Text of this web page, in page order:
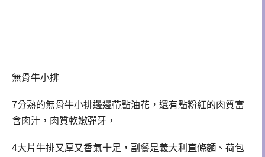
無骨牛小排
7分熟的無骨牛小排邊邊帶點油花，還有點粉紅的肉質富
含肉汁，肉質軟嫩彈牙，
4大片牛排又厚又香氣十足，副餐是義大利 直條麵 、荷包